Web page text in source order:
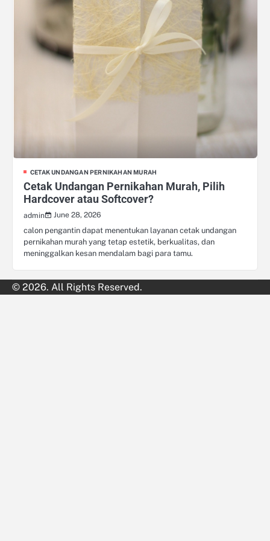
CETAK UNDANGAN PERNIKAHAN MURAH
Cetak Undangan Pernikahan Murah, Pilih
Hardcover atau Softcover?
admin
June 28, 2026
calon pengantin dapat menentukan layanan cetak undangan
pernikahan murah yang tetap estetik, berkualitas, dan
meninggalkan kesan mendalam bagi para tamu.
© 2026. All Rights Reserved.